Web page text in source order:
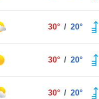
30° / 20°
30° / 20°
30° / 20°